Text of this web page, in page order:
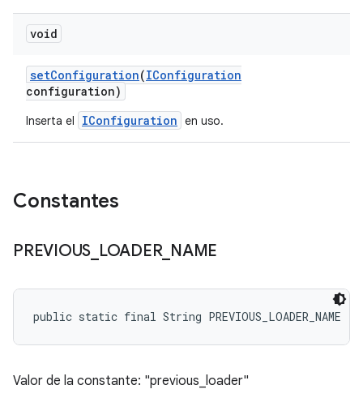
void
setConfiguration(IConfiguration
configuration)
Inserta el IConfiguration en uso.
Constantes
PREVIOUS LOADER_ NAME
public static final String PREVIOUS_LOADER_NAME
Valor de la constante: "previous_loader"